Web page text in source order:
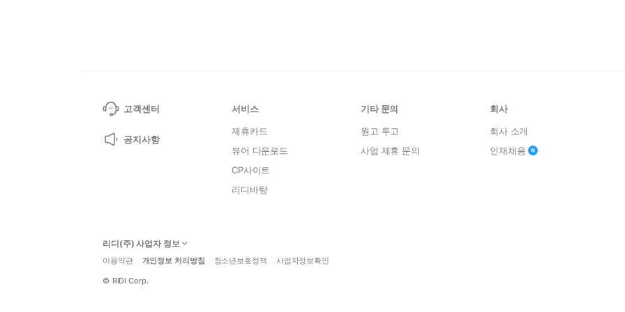
고객센터
공지사항
서비스
제휴카드
뷰어 다운로드
CP사이트
리디바탕
기타 문의
원고 투고
사업 제휴 문의
회사
회사 소개
인재채용
리디(주) 사업자 정보
이용약관 개인정보 처리방침 청소년보호정책 사업자정보확인
© RIDI Corp.